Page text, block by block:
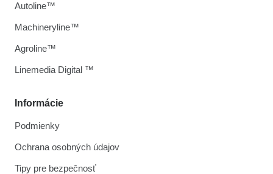
Informácie
Podmienky
Ochrana osobných údajov
Tipy pre bezpečnosť
Autoline™
Machineryline™
Agroline™
Linemedia Digital ™